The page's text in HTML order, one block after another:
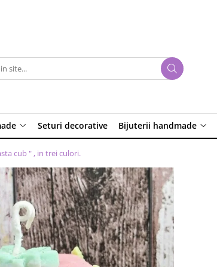
Seturi decorative Bijuterii handmade
cub " , in trei culori.